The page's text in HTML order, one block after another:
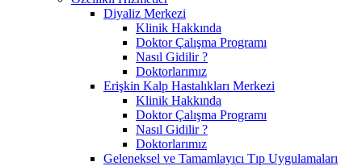
Diyaliz Merkezi
Klinik Hakkında
Doktor Çalışma Programı
Nasıl Gidilir ?
Doktorlarımız
Erişkin Kalp Hastalıkları Merkezi
Klinik Hakkında
Doktor Çalışma Programı
Nasıl Gidilir ?
Doktorlarımız
Geleneksel ve Tamamlayıcı Tıp Uygulamaları